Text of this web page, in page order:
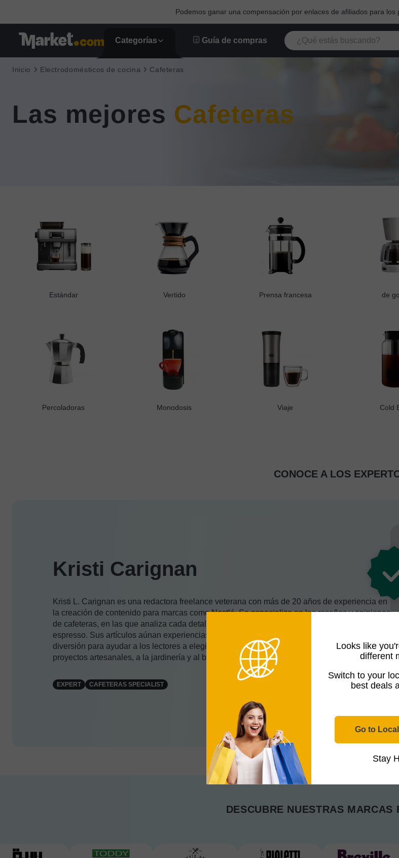
Looks like
different
Switch to your
best deals
Go to
Stay
Podemos ganar una compensación por enlaces de afiliados para los
Categorías Guía de compras
Inicio Electrodomésticos de cocina Cafeteras
Las mejores Cafeteras
Estándar Vertido Prensa francesa de
Percoladoras Monodosis Viaje Cold
CONOCE A LOS
Kristi Carignan
Kristi L. Carignan es una redactora freelance veterana con más de 20 años de experiencia en
la creación de contenido para marcas como Nestlé. Se especializa en las reseñas y opiniones
de cafeteras, en las que analiza cada detalle, ya sea de una cafetera por goteo o de una
espresso. Sus artículos aúnan experiencias reales, investigación y una buena dosis de
diversión para ayudar a los lectores a elegir la mejor cafetera. En su tiempo libre, se dedica a
proyectos artesanales, a la jardinería y al bricolaje.
EXPERT CAFETERAS SPECIALIST
DESCUBRE NUESTRAS MARCAS